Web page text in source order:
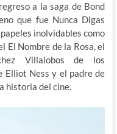
a la saga de Bond
que fue Nunca Digas
inolvidables como
El Nombre de la Rosa, el
Villalobos de los
Elliot Ness y el padre de
historia del cine.